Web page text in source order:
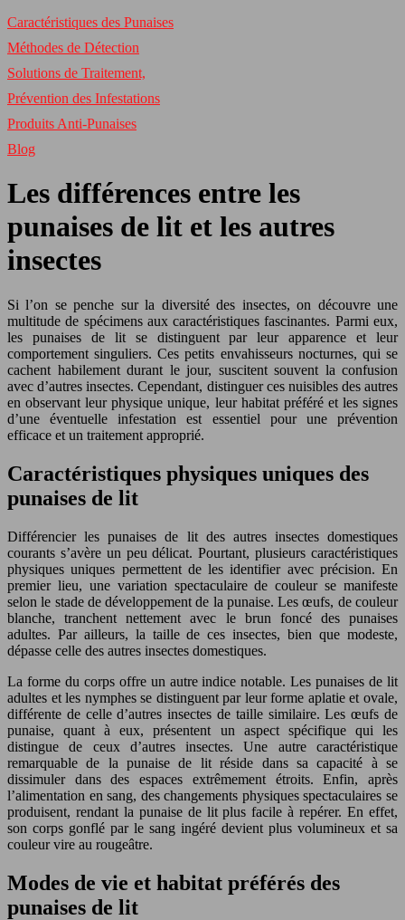
Caractéristiques des Punaises
Méthodes de Détection
Solutions de Traitement,
Prévention des Infestations
Produits Anti-Punaises
Blog
Les différences entre les
punaises de lit et les autres
insectes
Si l’on se penche sur la diversité des insectes, on découvre une
multitude de spécimens aux caractéristiques fascinantes. Parmi eux,
les punaises de lit se distinguent par leur apparence et leur
comportement singuliers. Ces petits envahisseurs nocturnes, qui se
cachent habilement durant le jour, suscitent souvent la confusion
avec d’autres insectes. Cependant, distinguer ces nuisibles des autres
en observant leur physique unique, leur habitat préféré et les signes
d’une éventuelle infestation est essentiel pour une prévention
efficace et un traitement approprié.
Caractéristiques physiques uniques des
punaises de lit
Différencier les punaises de lit des autres insectes domestiques
courants s’avère un peu délicat. Pourtant, plusieurs caractéristiques
physiques uniques permettent de les identifier avec précision. En
premier lieu, une variation spectaculaire de couleur se manifeste
selon le stade de développement de la punaise. Les œufs, de couleur
blanche, tranchent nettement avec le brun foncé des punaises
adultes. Par ailleurs, la taille de ces insectes, bien que modeste,
dépasse celle des autres insectes domestiques.
La forme du corps offre un autre indice notable. Les punaises de lit
adultes et les nymphes se distinguent par leur forme aplatie et ovale,
différente de celle d’autres insectes de taille similaire. Les œufs de
punaise, quant à eux, présentent un aspect spécifique qui les
distingue de ceux d’autres insectes. Une autre caractéristique
remarquable de la punaise de lit réside dans sa capacité à se
dissimuler dans des espaces extrêmement étroits. Enfin, après
l’alimentation en sang, des changements physiques spectaculaires se
produisent, rendant la punaise de lit plus facile à repérer. En effet,
son corps gonflé par le sang ingéré devient plus volumineux et sa
couleur vire au rougeâtre.
Modes de vie et habitat préférés des
punaises de lit